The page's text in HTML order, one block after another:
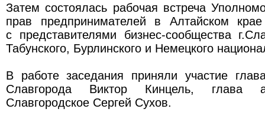
Затем состоялась рабочая встреча
прав предпринимателей в Алтайском
с представителями бизнес-сообщества
Табунского, Бурлинского и Немецкого
В работе заседания приняли участие
Славгорода Виктор Кинцель, глава
Славгородское Сергей Сухов.